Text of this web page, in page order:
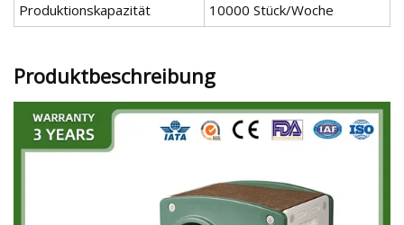
Produktionskapazität
10000 Stück/Woche
Produktbeschreibung